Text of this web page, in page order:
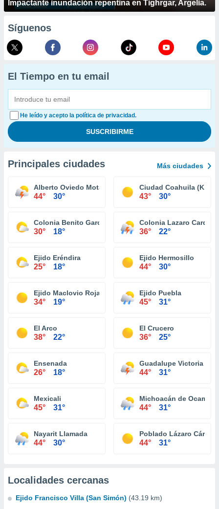
Impactante inundación repentina en Tighrgar, Argelia.
Síguenos
El Tiempo en tu email
He leído y acepto la política de privacidad.
Principales ciudades Más ciudades
Alberto Oviedo Mota (Reacomodo)
44° 30°
Ciudad Coahuila (Km.
43° 30°
Colonia Benito García (El Zorrillo)
30° 18°
Colonia Lazaro
36° 22°
Ejido Eréndira
25° 18°
Ejido Hermosillo
44° 30°
Ejido Maclovio Rojas
34° 19°
Ejido Puebla
45° 31°
El Arco
38° 22°
El Crucero
36° 25°
Ensenada
26° 18°
Guadalupe Victoria
44° 31°
Mexicali
45° 31°
Michoacán de Ocampo
44° 31°
Nayarit Llamada
44° 30°
Poblado Lázaro
44° 31°
Localidades cercanas
Ejido Francisco Villa (San Simón) (43.19 km)